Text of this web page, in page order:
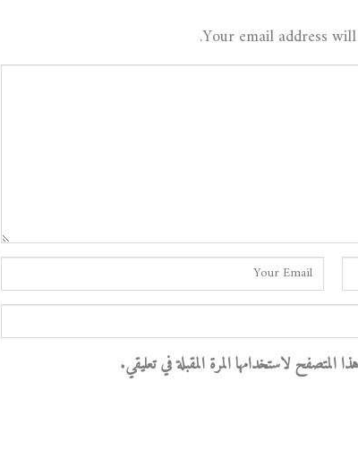
Your email address
لاستخدامها المرة المقبلة في تعليقي.